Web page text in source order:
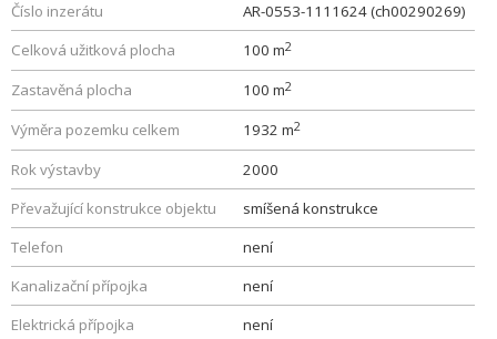
Číslo inzerátu
AR-0553-1111624 (ch00290269)
Celková užitková plocha
100 m2
Zastavěná plocha 100 m2
Výměra pozemku celkem 1932 m2
Rok výstavby
2000
Převažující konstrukce objektu
smíšená konstrukce
Telefon
není
Kanalizační přípojka
není
Elektrická přípojka
není